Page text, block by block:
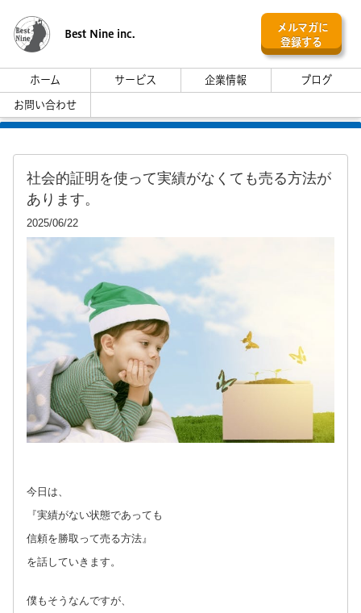
Best Nine inc.
メルマガに
登録する
ホーム サービス 企業情報
ブログ
お問い合わせ
社会的証明を使って実績がなくても売る方法が
あります。
2025/06/22
今日は、
『実績がない状態であっても
信頼を勝取って売る方法』
を話していきます。
僕もそうなんですが、